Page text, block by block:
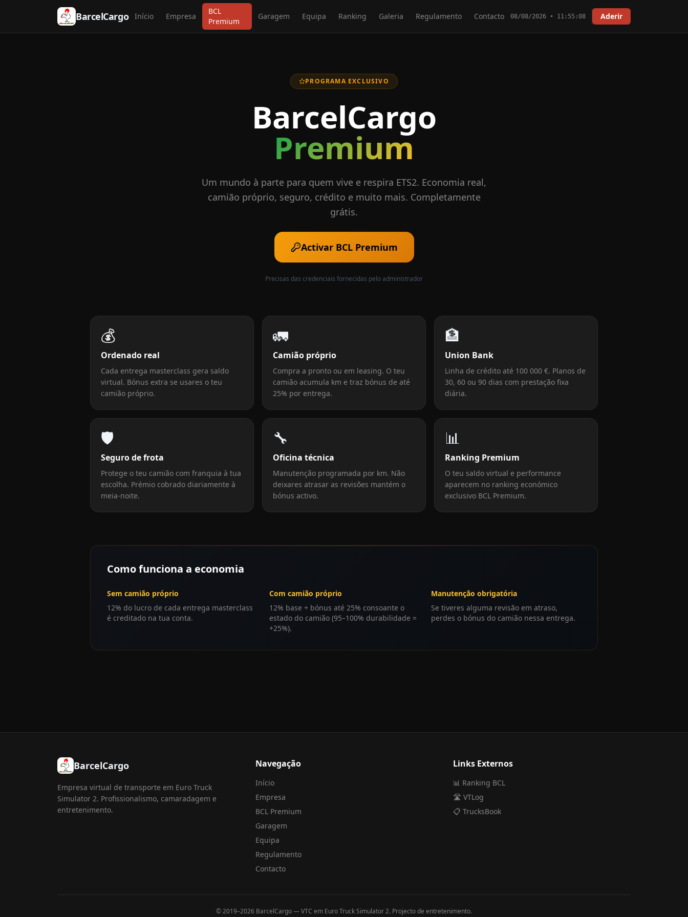
BarcelCargo Início Empresa
BCL
Premium
Garagem Equipa Ranking Galeria Regulamento Contacto 08/08/2026 • 11:55:08 Aderir
PROGRAMA EXCLUSIVO
BarcelCargo
Premium
Um mundo à parte para quem vive e respira ETS2. Economia real,
camião próprio, seguro, crédito e muito mais. Completamente
grátis.
Activar BCL Premium
Precisas das credenciais fornecidas pelo administrador
💰
Ordenado real
Cada entrega masterclass gera saldo
virtual. Bónus extra se usares o teu
camião próprio.
🚛
Camião próprio
Compra a pronto ou em leasing. O teu
camião acumula km e traz bónus de até
25% por entrega.
🏦
Union Bank
Linha de crédito até 100 000 €. Planos de
30, 60 ou 90 dias com prestação fixa
diária.
🛡️
Seguro de frota
Protege o teu camião com franquia à tua
escolha. Prémio cobrado diariamente à
meia-noite.
🔧
Oficina técnica
Manutenção programada por km. Não
deixares atrasar as revisões mantém o
bónus activo.
📊
Ranking Premium
O teu saldo virtual e performance
aparecem no ranking económico
exclusivo BCL Premium.
Como funciona a economia
Sem camião próprio
12% do lucro de cada entrega masterclass
é creditado na tua conta.
Com camião próprio
12% base + bónus até 25% consoante o
estado do camião (95–100% durabilidade =
+25%).
Manutenção obrigatória
Se tiveres alguma revisão em atraso,
perdes o bónus do camião nessa entrega.
BarcelCargo
Empresa virtual de transporte em Euro Truck
Simulator 2. Profissionalismo, camaradagem e
entretenimento.
Navegação
Início
Empresa
BCL Premium
Garagem
Equipa
Regulamento
Contacto
Links Externos
📊 Ranking BCL
🛣️ VTLog
📋 TrucksBook
© 2019–2026 BarcelCargo — VTC em Euro Truck Simulator 2. Projecto de entretenimento.